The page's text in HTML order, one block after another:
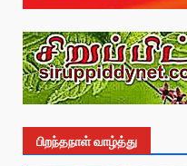
பிறந்தநாள் வாழ்த்து